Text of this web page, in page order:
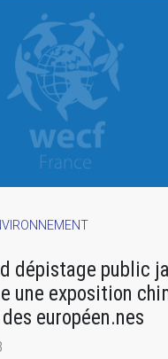
dépistage public
une exposition
européen.nes